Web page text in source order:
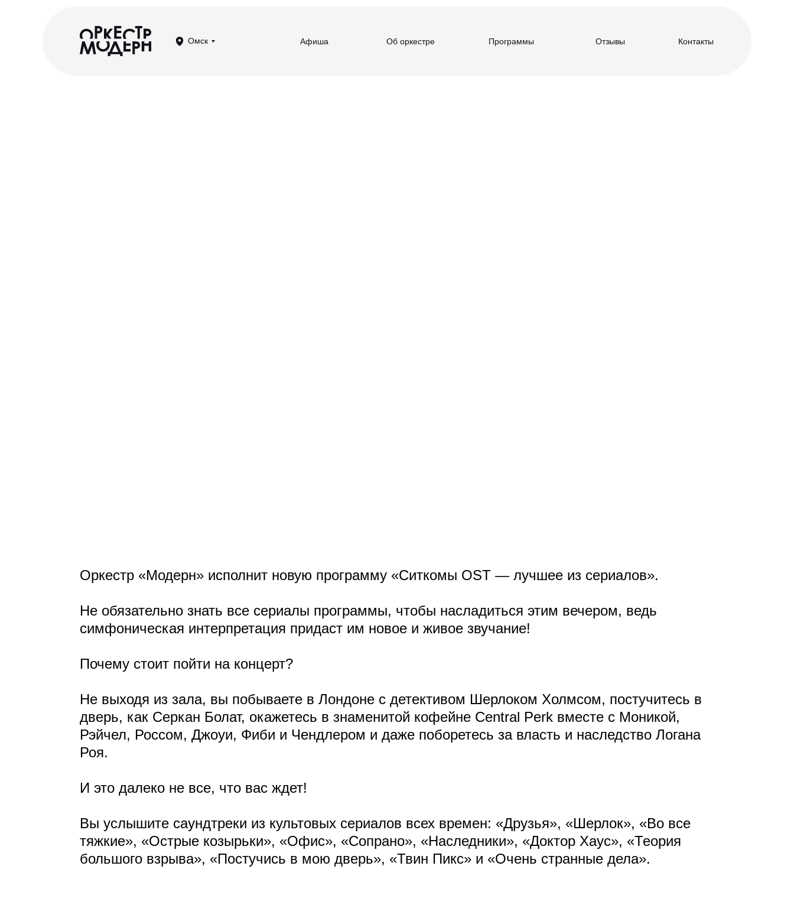
Омск Афиша Об оркестре Контакты
Отзывы
Программы
Оркестр «Модерн» исполнит новую программу «Ситкомы OST — лучшее из сериалов».
Не обязательно знать все сериалы программы, чтобы насладиться этим вечером, ведь
симфоническая интерпретация придаст им новое и живое звучание!
Почему стоит пойти на концерт?
Не выходя из зала, вы побываете в Лондоне с детективом Шерлоком Холмсом, постучитесь в
дверь, как Серкан Болат, окажетесь в знаменитой кофейне Central Perk вместе с Моникой,
Рэйчел, Россом, Джоуи, Фиби и Чендлером и даже поборетесь за власть и наследство Логана
Роя.
И это далеко не все, что вас ждет!
Вы услышите саундтреки из культовых сериалов всех времен: «Друзья», «Шерлок», «Во все
тяжкие», «Острые козырьки», «Офис», «Сопрано», «Наследники», «Доктор Хаус», «Теория
большого взрыва», «Постучись в мою дверь», «Твин Пикс» и «Очень странные дела».